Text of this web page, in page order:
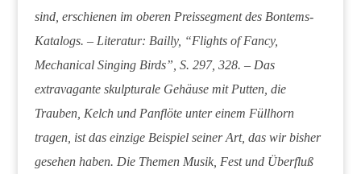
sind, erschienen im oberen Preissegment des Bontems-
Katalogs. – Literatur: Bailly, “Flights of Fancy,
Mechanical Singing Birds”, S. 297, 328. – Das
extravagante skulpturale Gehäuse mit Putten, die
Trauben, Kelch und Panflöte unter einem Füllhorn
tragen, ist das einzige Beispiel seiner Art, das wir bisher
gesehen haben. Die Themen Musik, Fest und Überfluß